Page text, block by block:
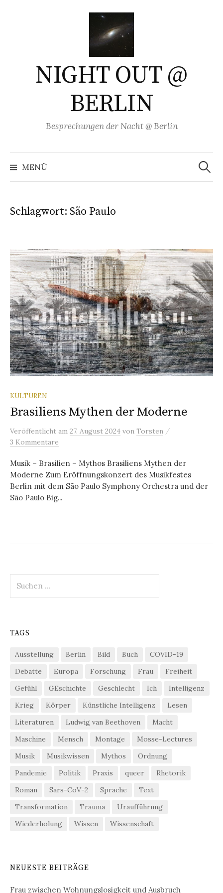
NIGHT OUT @
BERLIN
Besprechungen der Nacht @ Berlin
MENÜ
Suchen
nach:
Schlagwort: São Paulo
KULTUREN
Brasiliens Mythen der Moderne
Veröffentlicht am 27. August 2024 von Torsten /
3 Kommentare
Musik – Brasilien – Mythos Brasiliens Mythen der
Moderne Zum Eröffnungskonzert des Musikfestes
Berlin mit dem São Paulo Symphony Orchestra und der
São Paulo Big...
nach:
TAGS
Ausstellung Berlin Bild Buch
COVID-19
Debatte
Europa Forschung Frau
Freiheit
Gefühl
GEschichte Geschlecht Ich
Intelligenz
Krieg
Körper Künstliche Intelligenz
Lesen
Literaturen
Ludwig van Beethoven
Macht
Maschine
Mensch Montage
Mosse-Lectures
Musik
Musikwissen Mythos
Ordnung
Pandemie
Politik Praxis queer
Rhetorik
Roman
Sars-CoV-2 Sprache
Text
Transformation
Trauma
Uraufführung
Wiederholung
Wissen Wissenschaft
NEUESTE BEITRÄGE
Frau zwischen Wohnungslosigkeit und Ausbruch